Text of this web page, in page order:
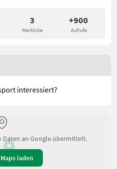
3
Merkliste
+900
Aufrufe
interessiert?
Daten an Google übermittelt.
laden